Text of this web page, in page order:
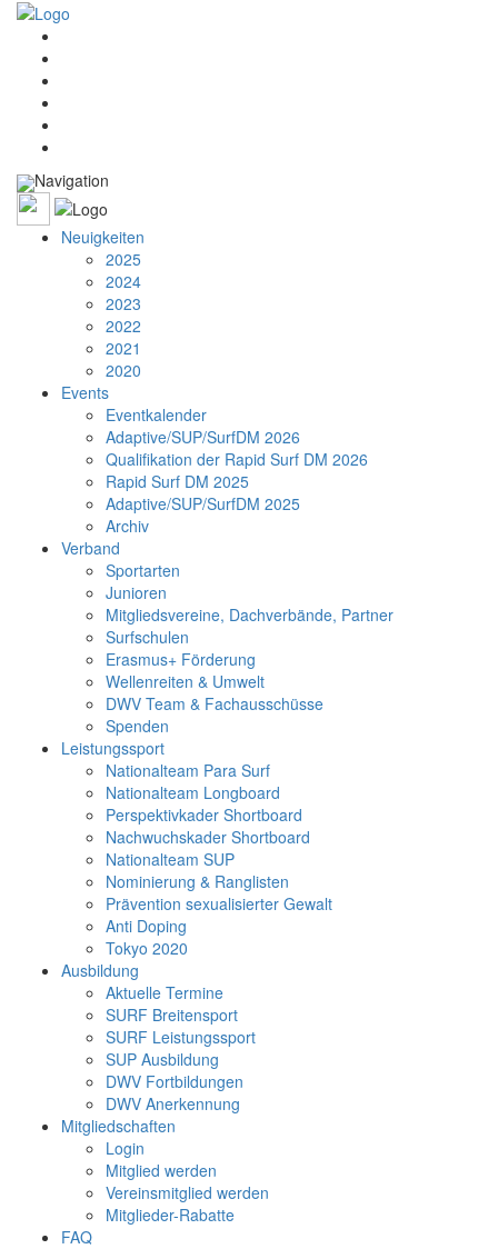
Navigation
Neuigkeiten
2025
2024
2023
2022
2021
2020
Events
Eventkalender
Adaptive/SUP/SurfDM 2026
Qualifikation der Rapid Surf DM 2026
Rapid Surf DM 2025
Adaptive/SUP/SurfDM 2025
Archiv
Verband
Sportarten
Junioren
Mitgliedsvereine, Dachverbände, Partner
Surfschulen
Erasmus+ Förderung
Wellenreiten & Umwelt
DWV Team & Fachausschüsse
Spenden
Leistungssport
Nationalteam Para Surf
Nationalteam Longboard
Perspektivkader Shortboard
Nachwuchskader Shortboard
Nationalteam SUP
Nominierung & Ranglisten
Prävention sexualisierter Gewalt
Anti Doping
Tokyo 2020
Ausbildung
Aktuelle Termine
SURF Breitensport
SURF Leistungssport
SUP Ausbildung
DWV Fortbildungen
DWV Anerkennung
Mitgliedschaften
Login
Mitglied werden
Vereinsmitglied werden
Mitglieder-Rabatte
FAQ